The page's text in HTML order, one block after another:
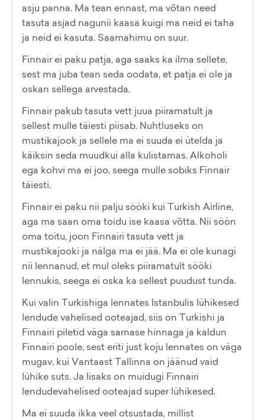
asju panna. Ma tean ennast, ma võtan need
tasuta asjad nagunii kaasa kuigi ma neid ei taha
ja neid ei kasuta. Saamahimu on suur.
Finnair ei paku patja, aga saaks ka ilma sellete,
sest ma juba tean seda oodata, et patja ei ole ja
oskan sellega arvestada.
Finnair pakub tasuta vett juua piiramatult ja
sellest mulle täiesti piisab. Nuhtluseks on
mustikajook ja sellele ma ei suuda ei ütelda ja
käiksin seda muudkui alla kulistamas. Alkoholi
ega kohvi ma ei joo, seega mulle sobiks Finnair
täiesti.
Finnair ei paku nii palju sööki kui Turkish Airline,
aga ma saan oma toidu ise kaasa võtta. Nii söön
oma toitu, joon Finnairi tasuta vett ja
mustikajooki ja nälga ma ei jää. Ma ei ole kunagi
nii lennanud, et mul oleks piiramatult sööki
lennukis, seega ei oska ka sellest puudust tunda.
Kui valin Turkishiga lennates Istanbulis lühikesed
lendude vahelised ooteajad, siis on Turkishi ja
Finnairi piletid väga sarnase hinnaga ja kaldun
Finnairi poole, sest eriti just koju lennates on väga
mugav, kui Vantaast Tallinna on jäänud vaid
lühike suts. Ja lisaks on muidugi Finnairi
lendudevahelised ooteajad super lühikesed.
Ma ei suuda ikka veel otsustada, millist